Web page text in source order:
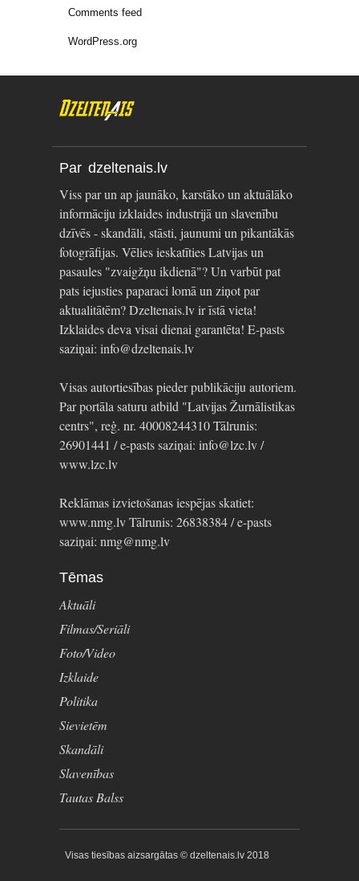
Comments feed
WordPress.org
Par dzeltenais.lv
Viss par un ap jaunāko, karstāko un aktuālāko
informāciju izklaides industrijā un slavenību
dzīvēs - skandāli, stāsti, jaunumi un pikantākās
fotogrāfijas. Vēlies ieskatīties Latvijas un
pasaules "zvaigžņu ikdienā"? Un varbūt pat
pats iejusties paparaci lomā un ziņot par
aktualitātēm? Dzeltenais.lv ir īstā vieta!
Izklaides deva visai dienai garantēta! E-pasts
saziņai: info@dzeltenais.lv
Visas autortiesības pieder publikāciju autoriem.
Par portāla saturu atbild "Latvijas Žurnālistikas
centrs", reģ. nr. 40008244310 Tālrunis:
26901441 / e-pasts saziņai: info@lzc.lv /
www.lzc.lv
Reklāmas izvietošanas iespējas skatiet:
www.nmg.lv Tālrunis: 26838384 / e-pasts
saziņai: nmg@nmg.lv
Tēmas
Aktuāli
Filmas/Seriāli
Foto/Video
Izklaide
Politika
Sievietēm
Skandāli
Slavenības
Tautas Balss
Visas tiesības aizsargātas © dzeltenais.lv 2018